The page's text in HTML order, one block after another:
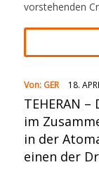
vorstehenden
Von: GER 18.
TEHERAN
im
in der
einen der